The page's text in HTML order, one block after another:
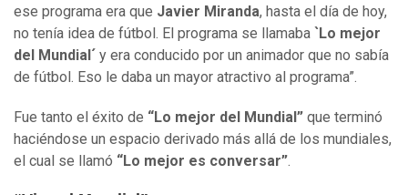
ese programa era que Javier Miranda, hasta el día de hoy,
no tenía idea de fútbol. El programa se llamaba `Lo mejor
del Mundial´ y era conducido por un animador que no sabía
de fútbol. Eso le daba un mayor atractivo al programa”.
Fue tanto el éxito de “Lo mejor del Mundial” que terminó
haciéndose un espacio derivado más allá de los mundiales,
el cual se llamó “Lo mejor es conversar”.